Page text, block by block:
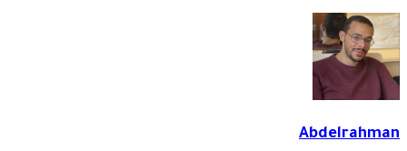
Abdelrahman